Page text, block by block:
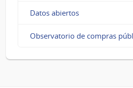
Datos abiertos
Observatorio de compras